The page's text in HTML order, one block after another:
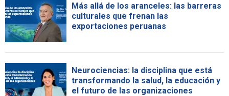
Más allá de los aranceles: las barreras
culturales que frenan las
exportaciones peruanas
Neurociencias: la disciplina que está
transformando la salud, la educación y
el futuro de las organizaciones